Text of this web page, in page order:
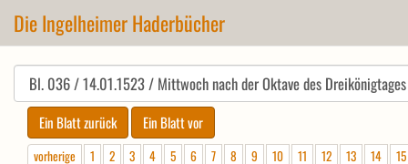
Die Ingelheimer Haderbücher
vorherige 1 2 3 4 5 6 7 8 9 10 11 12 13 14
15